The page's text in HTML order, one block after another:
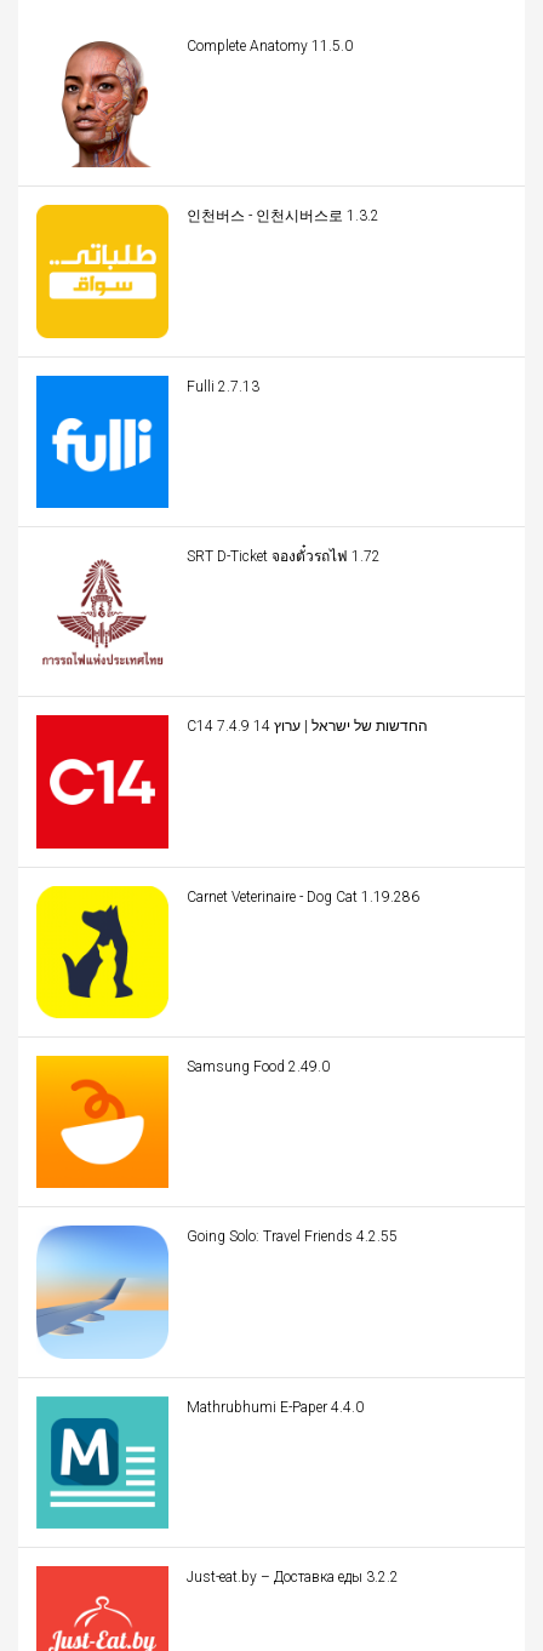
Complete Anatomy 11.5.0
인천버스 - 인천시버스로 1.3.2
Fulli 2.7.13
SRT D-Ticket จองตั๋วรถไฟ 1.72
C14 החדשות של ישראל | ערוץ 14 7.4.9
Carnet Veterinaire - Dog Cat 1.19.286
Samsung Food 2.49.0
Going Solo: Travel Friends 4.2.55
Mathrubhumi E-Paper 4.4.0
Just-eat.by – Доставка еды 3.2.2